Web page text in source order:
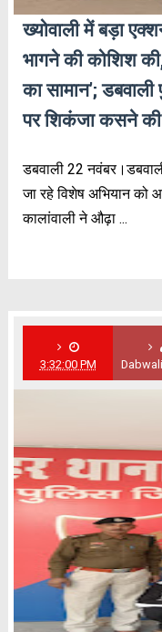
ख्योवाली में बड़ा
भागने की कोशिश
का सामान'; डबवाली
पर शिकंजा कसने की
डबवाली 22
जा रहे विशेष अभियान को
कालांवाली ने औढ़ा ...
3:32:00 PM